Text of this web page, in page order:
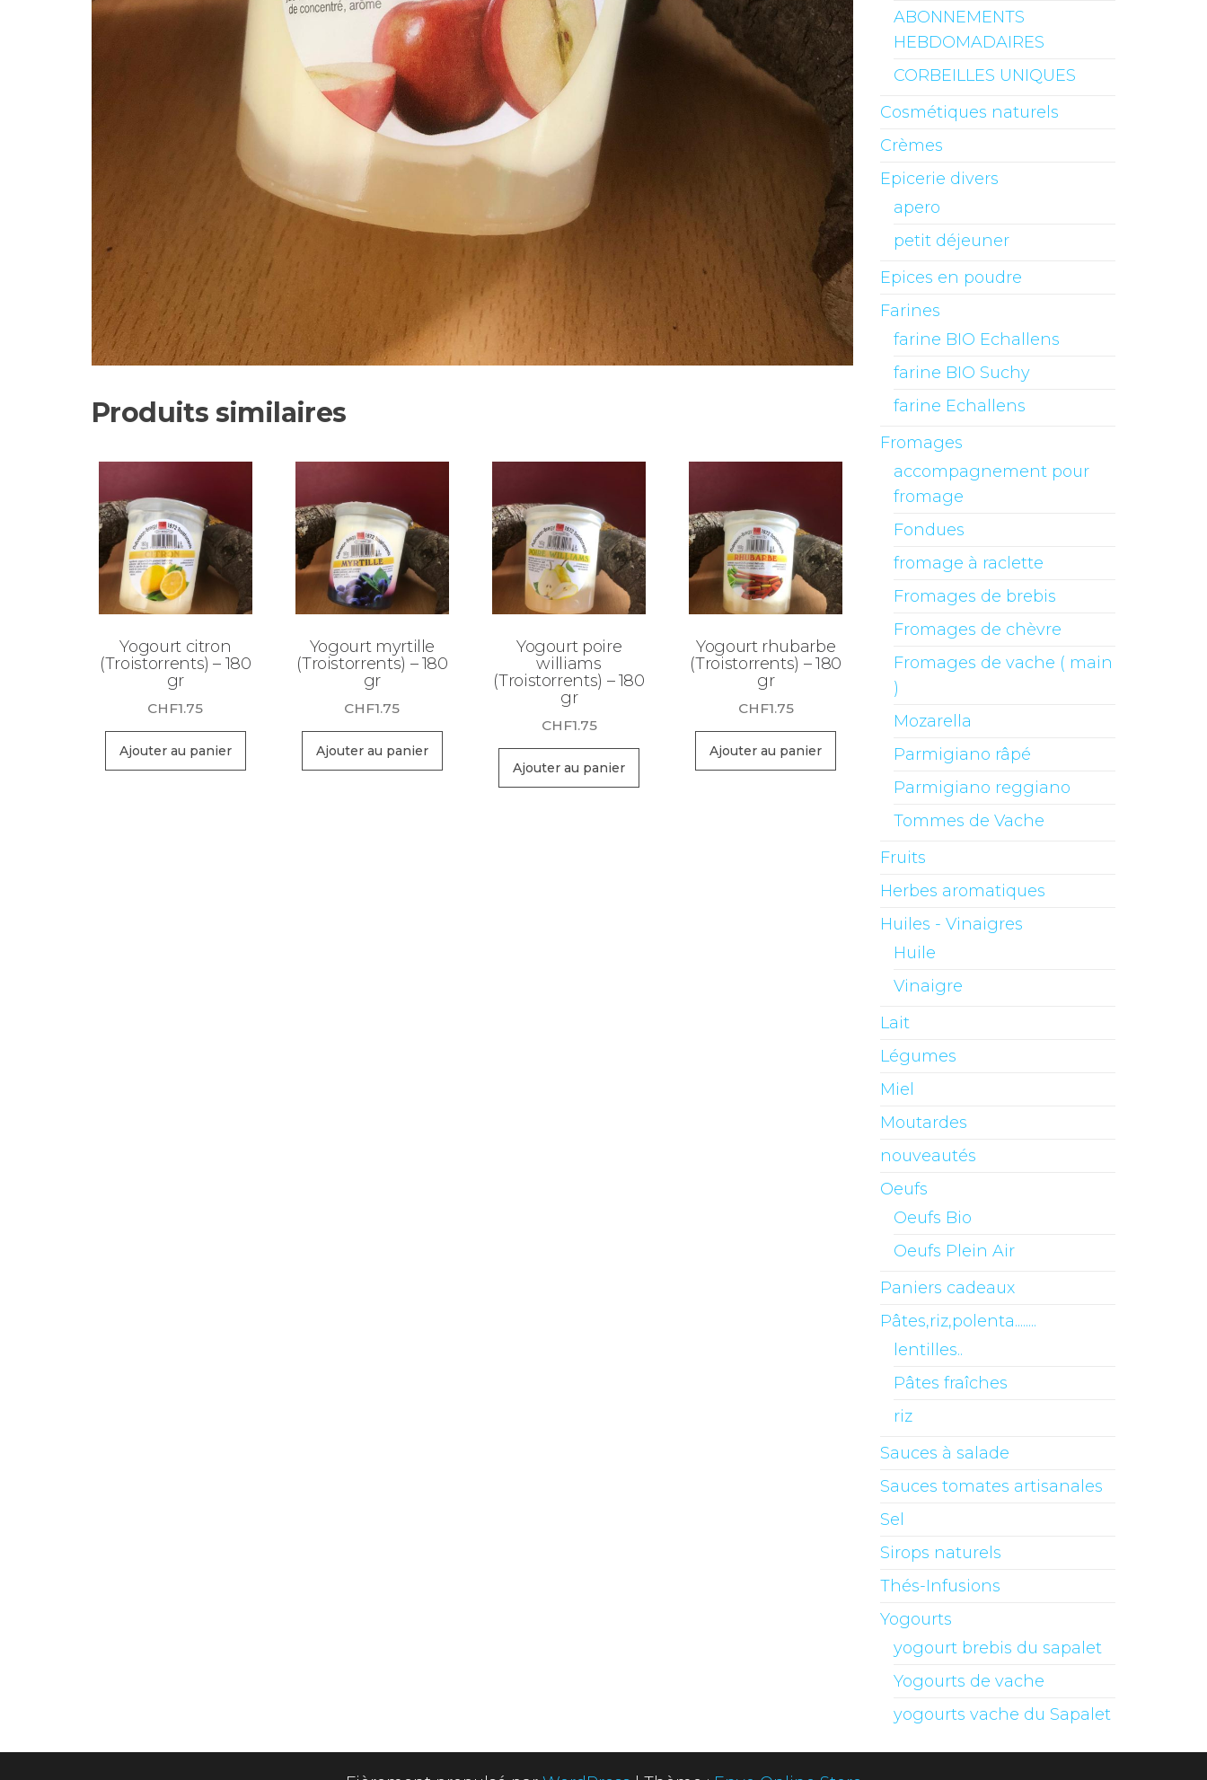
Produits similaires
Yogourt citron
(Troistorrents) – 180
gr
CHF1.75
Ajouter au panier
Yogourt myrtille
(Troistorrents) – 180
gr
CHF1.75
Ajouter au panier
Yogourt poire
williams
(Troistorrents) – 180
gr
CHF1.75
Ajouter au panier
Yogourt rhubarbe
(Troistorrents) – 180
gr
CHF1.75
Ajouter au panier
ABONNEMENTS
HEBDOMADAIRES
CORBEILLES UNIQUES
Cosmétiques naturels
Crèmes
Epicerie divers
apero
petit déjeuner
Epices en poudre
Farines
farine BIO Echallens
farine BIO Suchy
farine Echallens
Fromages
accompagnement pour
fromage
Fondues
fromage à raclette
Fromages de brebis
Fromages de chèvre
Fromages de vache ( main
)
Mozarella
Parmigiano râpé
Parmigiano reggiano
Tommes de Vache
Fruits
Herbes aromatiques
Huiles - Vinaigres
Huile
Vinaigre
Lait
Légumes
Miel
Moutardes
nouveautés
Oeufs
Oeufs Bio
Oeufs Plein Air
Paniers cadeaux
Pâtes,riz,polenta........
lentilles..
Pâtes fraîches
riz
Sauces à salade
Sauces tomates artisanales
Sel
Sirops naturels
Thés-Infusions
Yogourts
yogourt brebis du sapalet
Yogourts de vache
yogourts vache du Sapalet